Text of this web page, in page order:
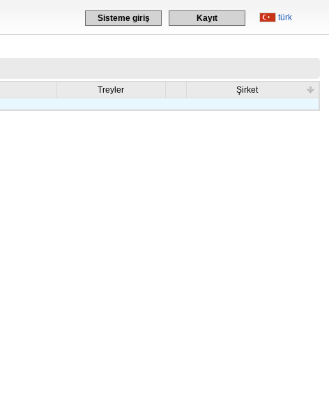
türk
Sisteme giriş Kayıt
Treyler
Şirket